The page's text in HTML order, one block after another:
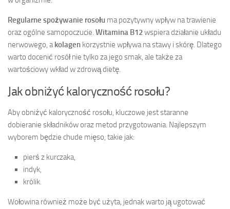
Regularne spożywanie rosołu ma pozytywny wpływ na trawienie
oraz ogólne samopoczucie. Witamina B12wspiera działanie układu
nerwowego, akolagen korzystnie wpływa na stawy i skórę. Dlatego
warto docenić rosół nie tylko za jego smak, ale także za
wartościowy wkład w zdrową dietę.
Jak obniżyć kaloryczność rosołu?
Aby obniżyć kaloryczność rosołu, kluczowe jest staranne
dobieranie składników oraz metod przygotowania. Najlepszym
wyborem będzie chude mięso, takie jak:
pierś z kurczaka,
indyk,
królik.
Wołowina również może być użyta, jednak warto ją ugotować